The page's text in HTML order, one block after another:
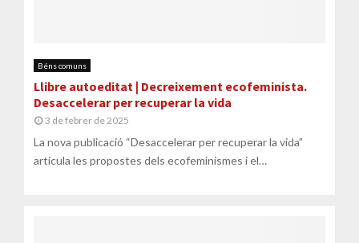
Béns comuns
Llibre autoeditat | Decreixement ecofeminista.
Desaccelerar per recuperar la vida
3 de febrer de 2025
La nova publicació “Desaccelerar per recuperar la vida”
articula les propostes dels ecofeminismes i el